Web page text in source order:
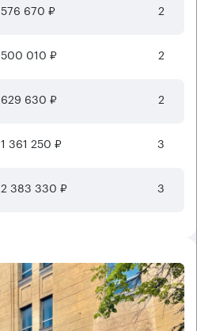
576 670 ₽ 2
500 010 ₽ 2
629 630 ₽ 2
1 361 250 ₽ 3
2 383 330 ₽ 3